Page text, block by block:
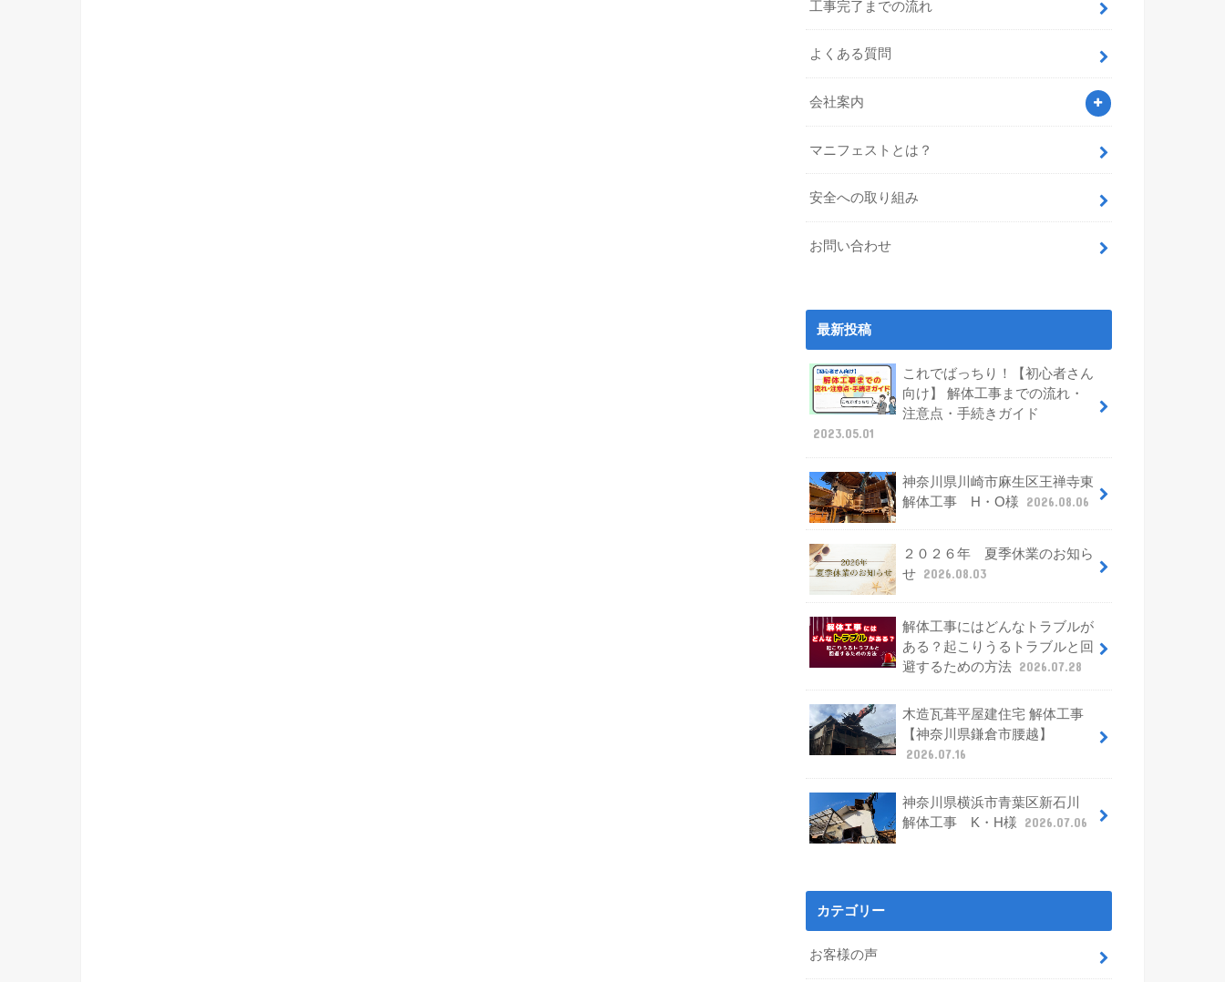
工事完了までの流れ
よくある質問
会社案内
マニフェストとは？
安全への取り組み
お問い合わせ
最新投稿
これでばっちり！【初心者さん
向け】 解体工事までの流れ・
注意点・手続きガイド
2023.05.01
神奈川県川崎市麻生区王禅寺東
解体工事 H・O様
2026.08.06
２０２６年 夏季休業のお知ら
せ 2026.08.03
解体工事にはどんなトラブルが
ある？起こりうるトラブルと回
避するための方法 2026.07.28
木造瓦葺平屋建住宅 解体工事
【神奈川県鎌倉市腰越】
2026.07.16
神奈川県横浜市青葉区新石川
解体工事 K・H様
2026.07.06
カテゴリー
お客様の声